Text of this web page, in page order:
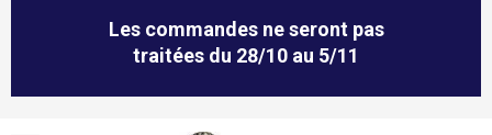
Les commandes ne seront pas
traitées du 28/10 au 5/11